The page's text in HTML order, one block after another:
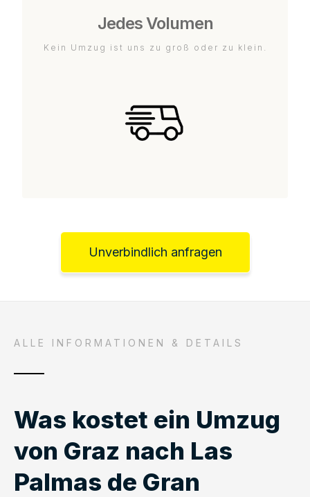
Jedes Volumen
Kein Umzug ist uns zu groß oder zu klein.
Unverbindlich anfragen
ALLE INFORMATIONEN & DETAILS
Was kostet ein Umzug
von Graz nach Las
Palmas de Gran